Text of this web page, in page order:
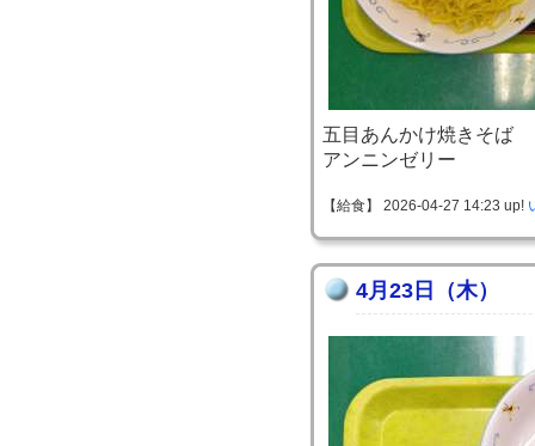
五目あんかけ焼きそば
アンニンゼリー
【給食】 2026-04-27 14:23 up!
4月23日（木）